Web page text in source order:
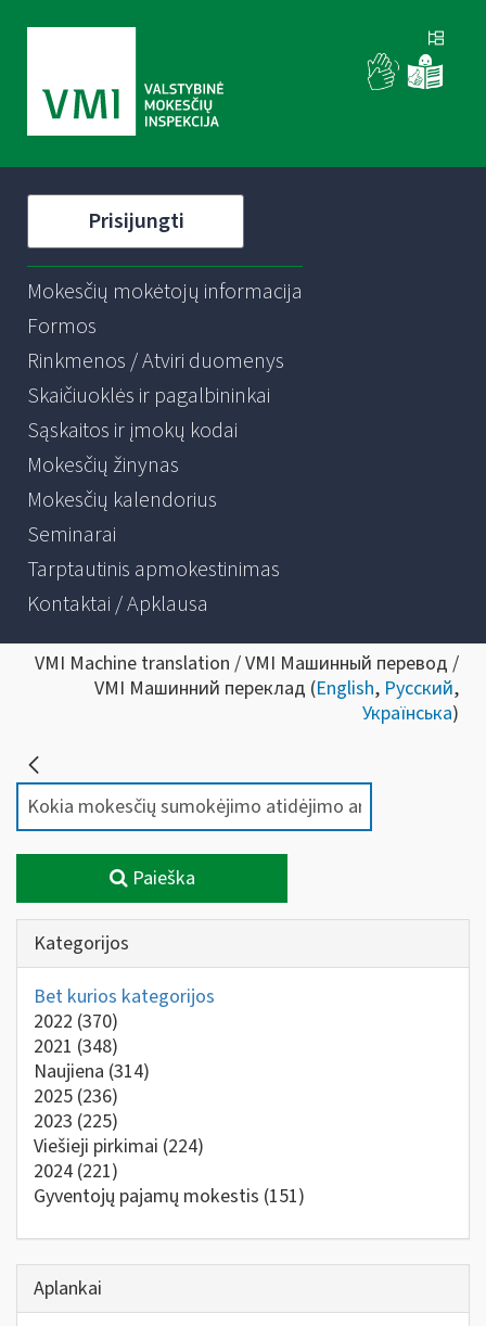
Prisijungti
Mokesčių mokėtojų informacija
Formos
Rinkmenos / Atviri duomenys
Skaičiuoklės ir pagalbininkai
Sąskaitos ir įmokų kodai
Mokesčių žinynas
Mokesčių kalendorius
Seminarai
Tarptautinis apmokestinimas
Kontaktai / Apklausa
VMI Machine translation / VMI Машинный перевод /
VMI Машинний переклад (English, Русский,
Українська)
Paieška
Kategorijos
Bet kurios kategorijos
2022 (370)
2021 (348)
Naujiena (314)
2025 (236)
2023 (225)
Viešieji pirkimai (224)
2024 (221)
Gyventojų pajamų mokestis (151)
Aplankai